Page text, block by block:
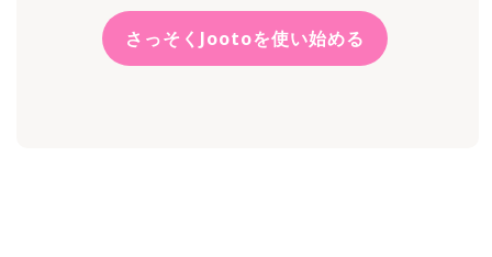
さっそくJootoを使い始める